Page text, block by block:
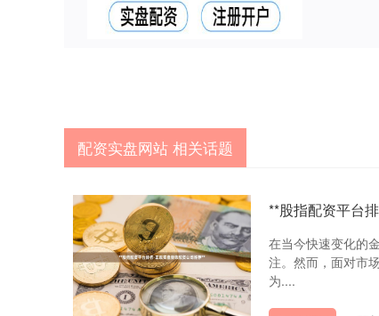
配资实盘网站 相关话题
**股指配资平台
在当今快速变化的
注。然而，面对市
为....